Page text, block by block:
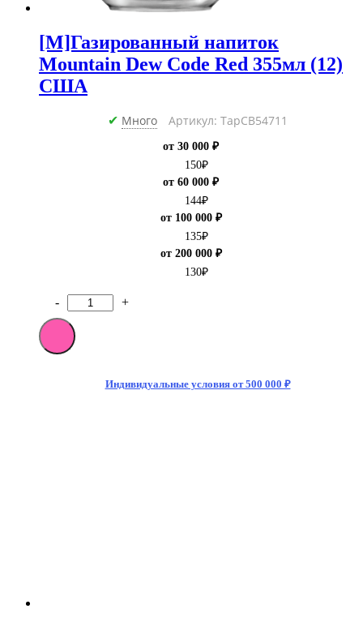
[M]Газированный напиток
Mountain Dew Code Red 355мл (12)
США
✔ Много Артикул: ТарCB54711
от 30 000 ₽
150₽
от 60 000 ₽
144₽
от 100 000 ₽
135₽
от 200 000 ₽
130₽
Количество
товара
[M]Газированный
напиток
- +
Индивидуальные условия от 500 000 ₽